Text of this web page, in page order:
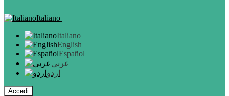
Italiano
Italiano
English
Español
عربى
اردو
Accedi